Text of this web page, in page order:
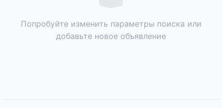
Попробуйте изменить параметры поиска или
добавьте новое объявление